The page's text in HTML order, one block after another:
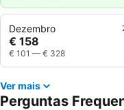
Dezembro
€ 158
€ 101 — € 328
Ver mais
Perguntas